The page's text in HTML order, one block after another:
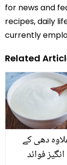
for news and
recipes, daily
currently
Related
دھی کے
فوائد